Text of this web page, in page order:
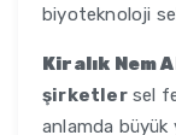
biyoteknoloji
Kiralık Nem
şirketlersel
anlamda büyük